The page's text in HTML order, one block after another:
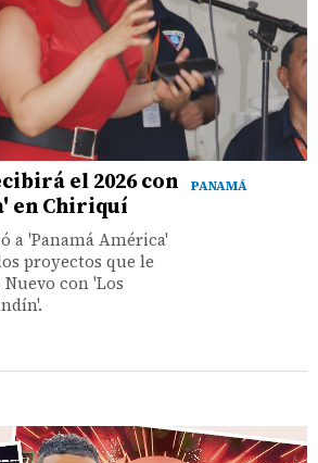
PANAMÁ
el 2026 con
en Chiriquí
a 'Panamá América'
proyectos que le
con 'Los